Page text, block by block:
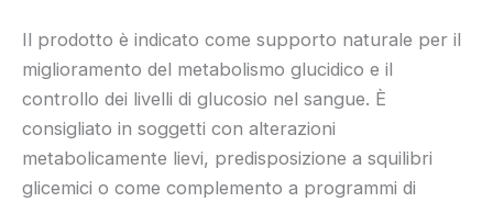
Il prodotto è indicato come supporto naturale per il
miglioramento del metabolismo glucidico e il
controllo dei livelli di glucosio nel sangue. È
consigliato in soggetti con alterazioni
metabolicamente lievi, predisposizione a squilibri
glicemici o come complemento a programmi di